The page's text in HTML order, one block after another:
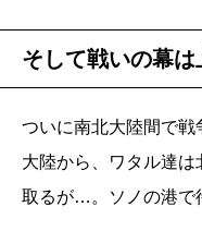
そして戦いの幕は
ついに南北大陸間で
大陸から、ワタル達
取るが…。ソノの港で